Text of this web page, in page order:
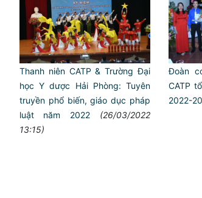
Thanh niên CATP & Trường Đại
học Y dược Hải Phòng: Tuyên
truyền phổ biến, giáo dục pháp
luật năm 2022
(26/03/2022
13:15)
Đoàn
CATP
2022-